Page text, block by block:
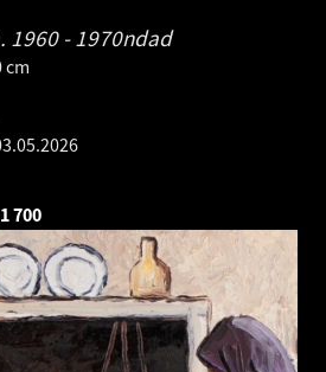
1960 - 1970ndad
cm
1 700